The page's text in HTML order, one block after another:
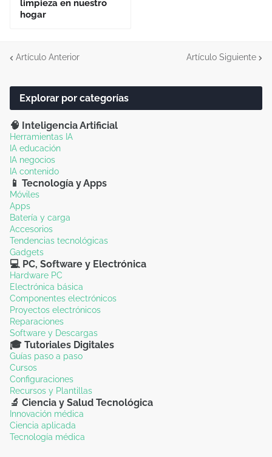
limpieza en nuestro
hogar
Artículo Anterior Artículo Siguiente
Explorar por categorías
🧠 Inteligencia Artificial
Herramientas IA
IA educación
IA negocios
IA contenido
📱 Tecnología y Apps
Móviles
Apps
Batería y carga
Accesorios
Tendencias tecnológicas
Gadgets
💻 PC, Software y Electrónica
Hardware PC
Electrónica básica
Componentes electrónicos
Proyectos electrónicos
Reparaciones
Software y Descargas
🎓 Tutoriales Digitales
Guías paso a paso
Cursos
Configuraciones
Recursos y Plantillas
🔬 Ciencia y Salud Tecnológica
Innovación médica
Ciencia aplicada
Tecnología médica